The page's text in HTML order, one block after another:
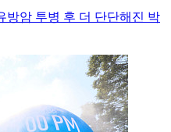
방암 투병 후 더 단단해진 박